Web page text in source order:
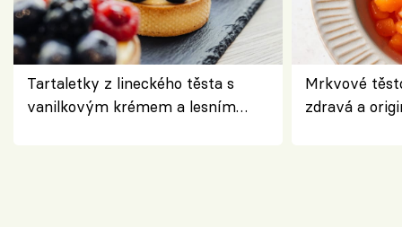
Tartaletky z lineckého těsta s
vanilkovým krémem a lesním
Mrkvové
zdravá a